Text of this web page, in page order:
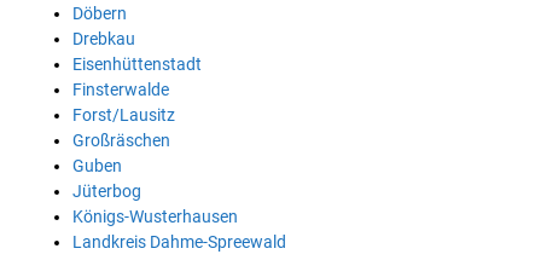
Döbern
Drebkau
Eisenhüttenstadt
Finsterwalde
Forst/Lausitz
Großräschen
Guben
Jüterbog
Königs-Wusterhausen
Landkreis Dahme-Spreewald